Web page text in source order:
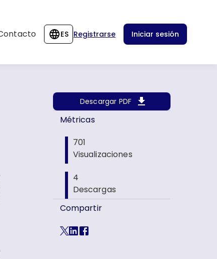
ES Registrarse Iniciar sesión
Descargar PDF
Métricas
701
Visualizaciones
4
Descargas
Compartir